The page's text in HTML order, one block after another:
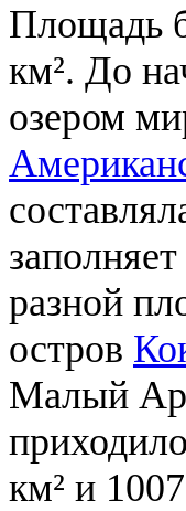
Площадь
км². До
озером
разной
остров
Малый
км² и